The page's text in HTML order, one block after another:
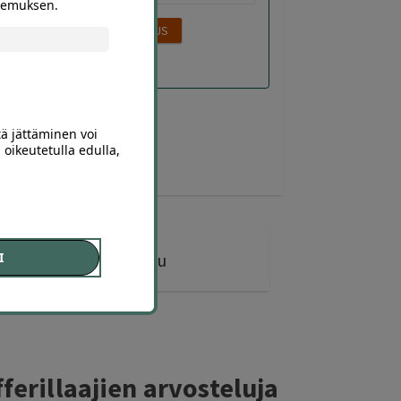
65 diiliä ostettu
arvosteluja
jättäminen voi
oikeutetulla edulla,